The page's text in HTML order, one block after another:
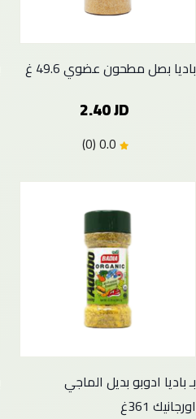
باديا بصل مطحون عضوي 49.6 غ
2.40 JD
بـ باديا ادوبو بديل الماجي
اورجانيك 361غ